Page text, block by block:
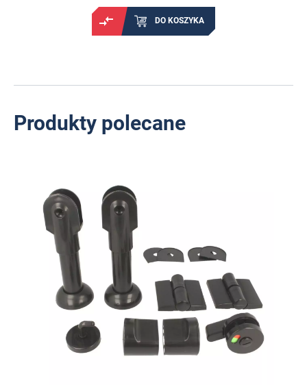
DO KOSZYKA
Produkty polecane